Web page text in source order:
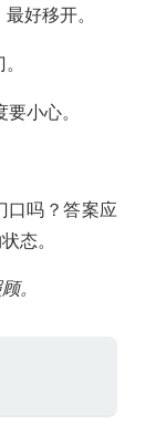
好移开。
小心。
口吗？答案应
态。
。